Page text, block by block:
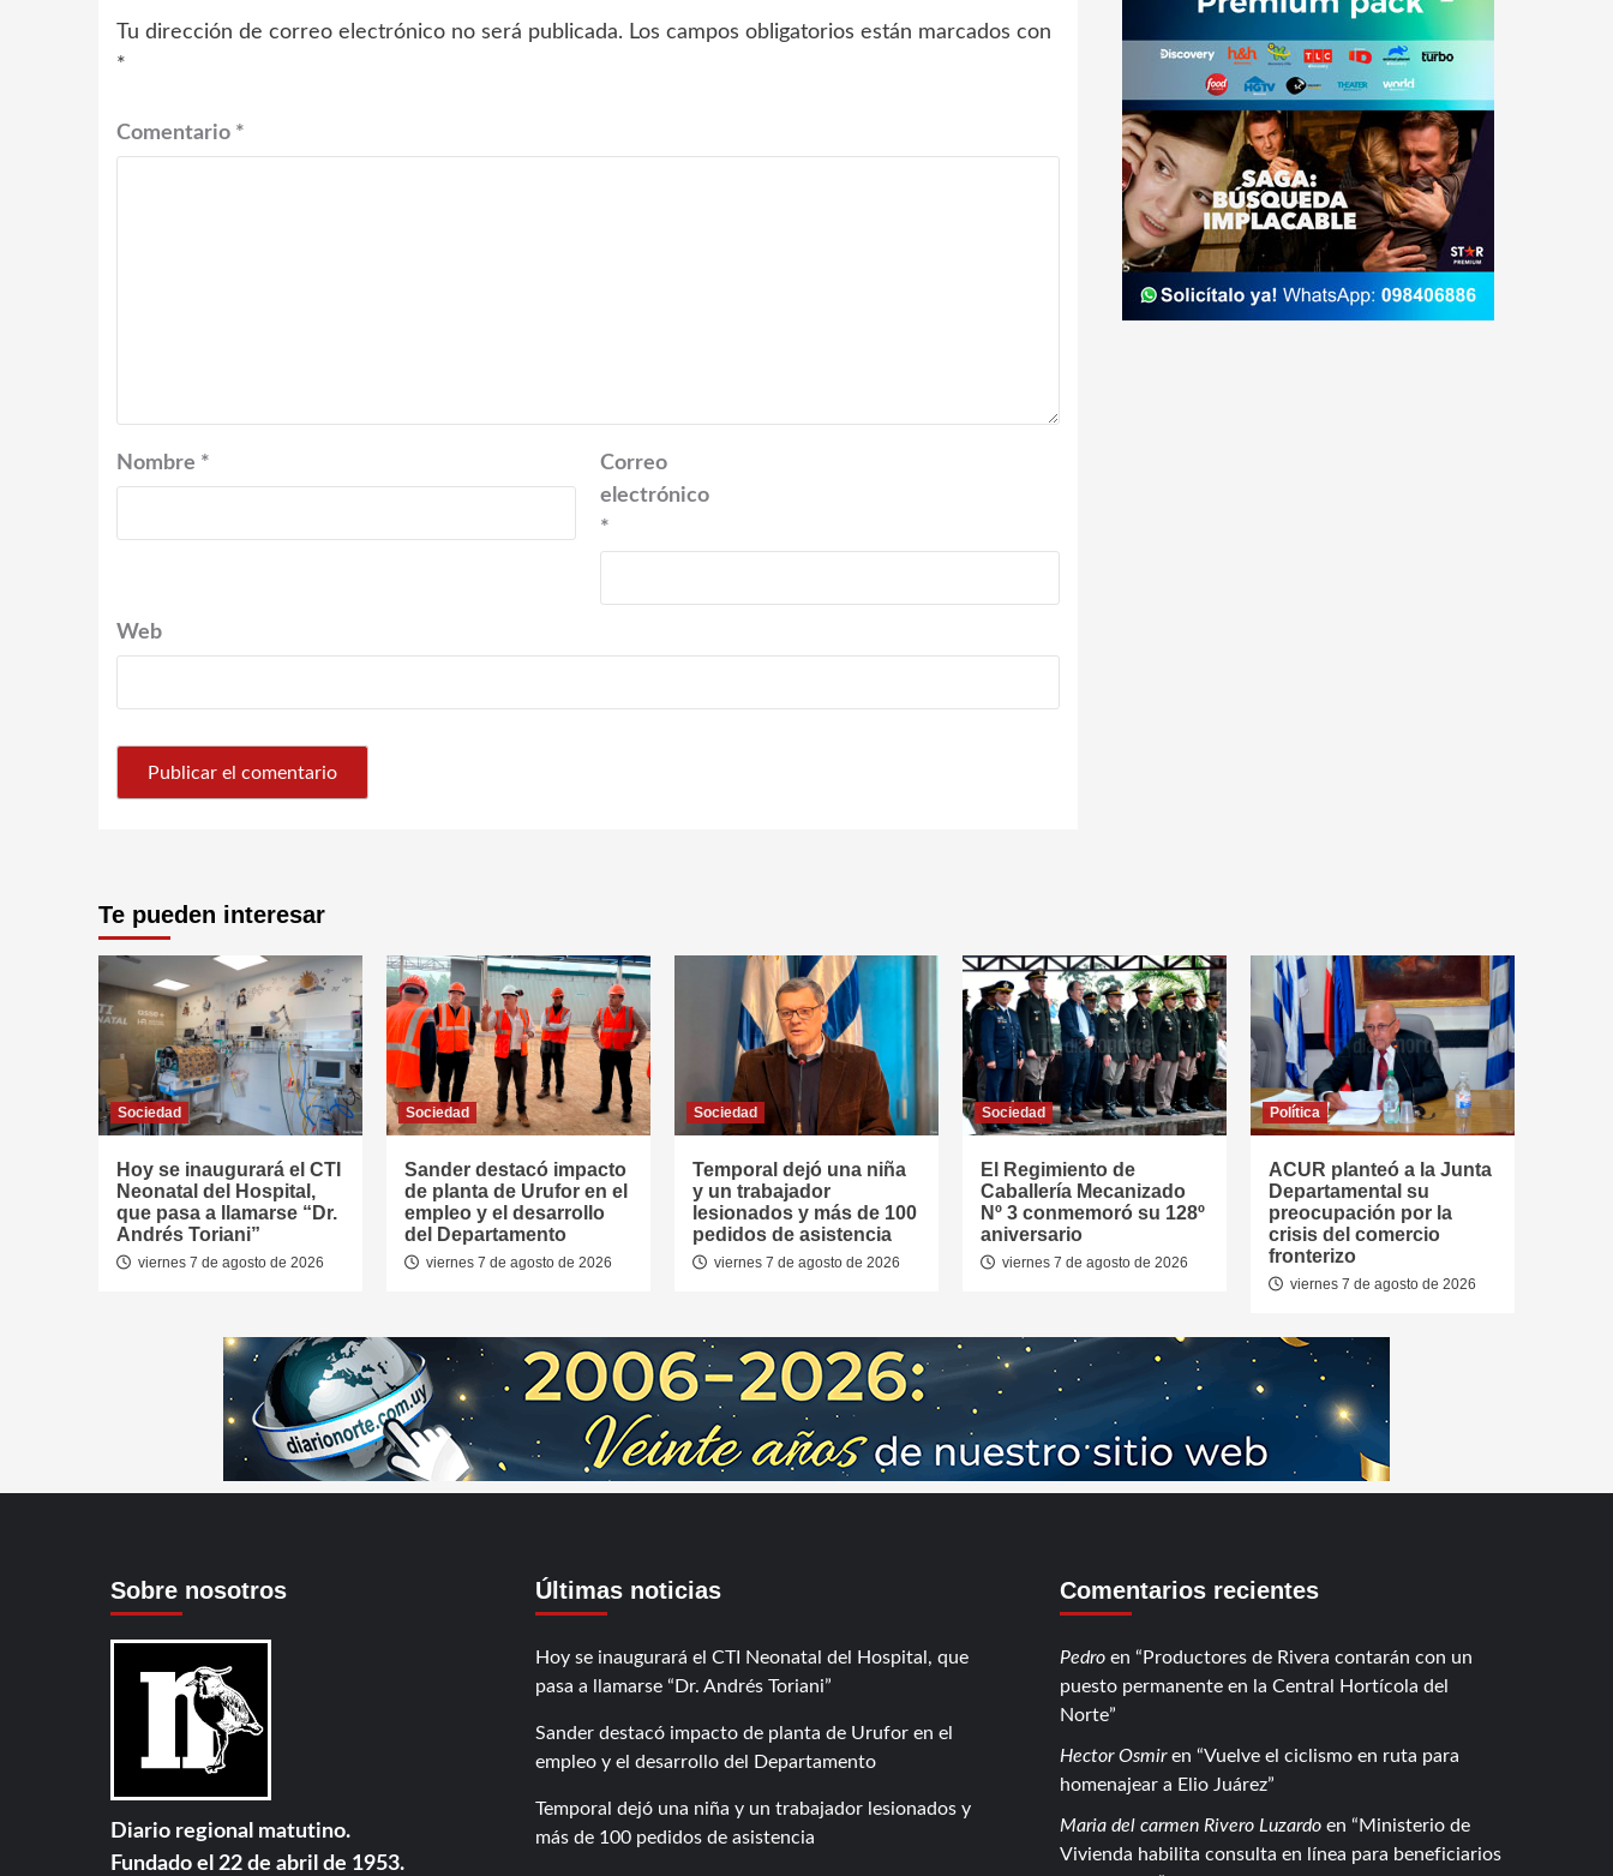
Tu dirección de correo electrónico no será publicada. Los campos obligatorios están marcados con
*
Comentario *
Nombre *
Correo
electrónico
*
Web
Te pueden interesar
Sociedad
Hoy se inaugurará el CTI
Neonatal del Hospital,
que pasa a llamarse “Dr.
Andrés Toriani”
viernes 7 de agosto de 2026
Sociedad
Sander destacó impacto
de planta de Urufor en el
empleo y el desarrollo
del Departamento
viernes 7 de agosto de 2026
Sociedad
Temporal dejó una niña
y un trabajador
lesionados y más de 100
pedidos de asistencia
viernes 7 de agosto de 2026
Sociedad
El Regimiento de
Caballería Mecanizado
Nº 3 conmemoró su 128º
aniversario
viernes 7 de agosto de 2026
Política
ACUR planteó a la Junta
Departamental su
preocupación por la
crisis del comercio
fronterizo
viernes 7 de agosto de 2026
Sobre nosotros
Diario regional matutino.
Fundado el 22 de abril de 1953.
Últimas noticias
Hoy se inaugurará el CTI Neonatal del Hospital, que
pasa a llamarse “Dr. Andrés Toriani”
Sander destacó impacto de planta de Urufor en el
empleo y el desarrollo del Departamento
Temporal dejó una niña y un trabajador lesionados y
más de 100 pedidos de asistencia
Comentarios recientes
Pedroen
Productores de Rivera contarán con un
puesto permanente en la Central Hortícola del
Norte
Hector Osmiren
Vuelve el ciclismo en ruta para
homenajear a Elio Juárez
Maria del carmen Rivero Luzardoen
Ministerio de
Vivienda habilita consulta en línea para beneficiarios